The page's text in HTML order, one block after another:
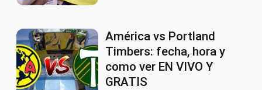
América vs Portland
Timbers: fecha, hora y
como ver EN VIVO Y
GRATIS